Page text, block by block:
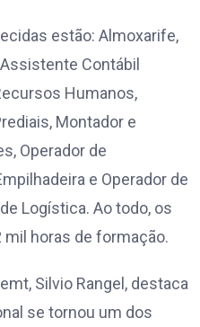
estão: Almoxarife,
Contábil
Humanos,
Montador e
Operador de
e Operador de
Logística. Ao todo, os
horas de formação.
Silvio Rangel, destaca
se tornou um dos